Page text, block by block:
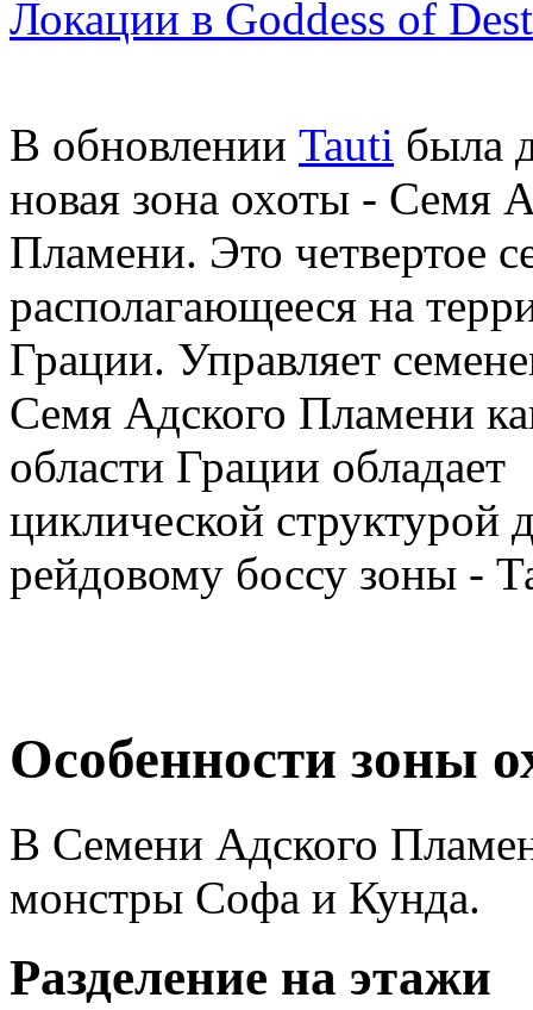
Локации в Goddess of
В обновлении Tauti была
новая зона охоты - Семя
Пламени. Это четвертое
располагающееся на
Грации. Управляет
Семя Адского Пламени
области Грации обладает
циклической структурой
рейдовому боссу зоны -
Особенности зоны
В Семени Адского
монстры Софа и Кунда.
Разделение на этажи